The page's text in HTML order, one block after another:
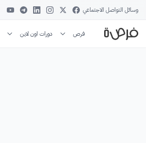
وسائل التواصل الاجتماعي
فرص دورات اون لاين